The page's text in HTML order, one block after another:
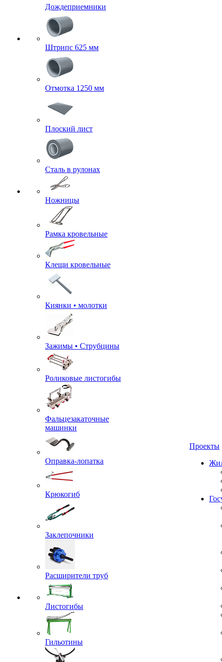
Дождеприемники
Штрипс 625 мм
Отмотка 1250 мм
Плоский лист
Сталь в рулонах
Ножницы
Рамка кровельные
Клещи кровельные
Киянки • молотки
Зажимы • Струбцины
Роликовые листогибы
Фальцезакаточные
машинки
Оправка-лопатка
Крюкогиб
Заклепочники
Расширители труб
Листогибы
Гильотины